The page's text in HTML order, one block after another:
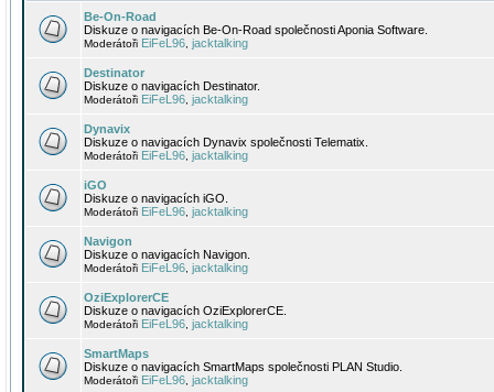
Be-On-Road
Diskuze o navigacích Be-On-Road společnosti Aponia Software.
Moderátoři EiFeL96 jacktalking
Destinator
Diskuze o navigacích Destinator.
Moderátoři EiFeL96 jacktalking
Dynavix
Diskuze o navigacích Dynavix společnosti Telematix.
Moderátoři EiFeL96 jacktalking
iGO
Diskuze o navigacích iGO.
Moderátoři EiFeL96 jacktalking
Navigon
Diskuze o navigacích Navigon.
Moderátoři EiFeL96 jacktalking
OziExplorerCE
Diskuze o navigacích OziExplorerCE.
Moderátoři EiFeL96 jacktalking
SmartMaps
Diskuze o navigacích SmartMaps společnosti PLAN Studio.
Moderátoři EiFeL96 jacktalking